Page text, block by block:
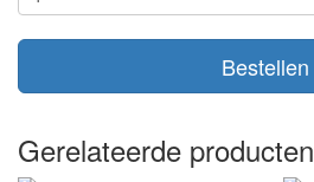
Bestellen
Gerelateerde producten